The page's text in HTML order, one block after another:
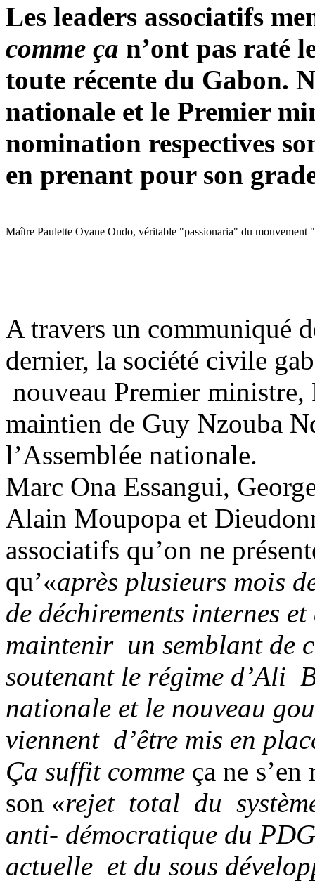
Les leaders associatifs
comme ça n’ont pas raté
toute récente du Gabon.
nationale et le Premier
nomination respectives
en prenant pour son
Maître Paulette Oyane Ondo, véritable "passionaria" du mouvement
A travers un communiqué
dernier, la société civile
nouveau Premier
maintien de Guy Nzouba
l’Assemblée nationale.
Marc Ona Essangui,
Alain Moupopa et
associatifs qu’on ne
qu’«après plusieurs mois
de déchirements internes
maintenir un semblant de
soutenant le régime d’Ali
nationale et le nouveau
viennent d’être mis en
Ça suffit comme ça ne
son «rejet total du
anti- démocratique du
actuelle et du sous